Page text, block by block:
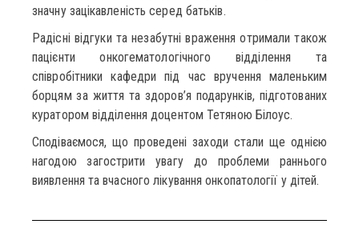
значну зацікавленість серед батьків.
Радісні відгуки та незабутні враження отримали також
пацієнти онкогематологічного відділення та
співробітники кафедри під час вручення маленьким
борцям за життя та здоров’я подарунків, підготованих
куратором відділення доцентом Тетяною Білоус.
Сподіваємося, що проведені заходи стали ще однією
нагодою загострити увагу до проблеми раннього
виявлення та вчасного лікування онкопатології у дітей.